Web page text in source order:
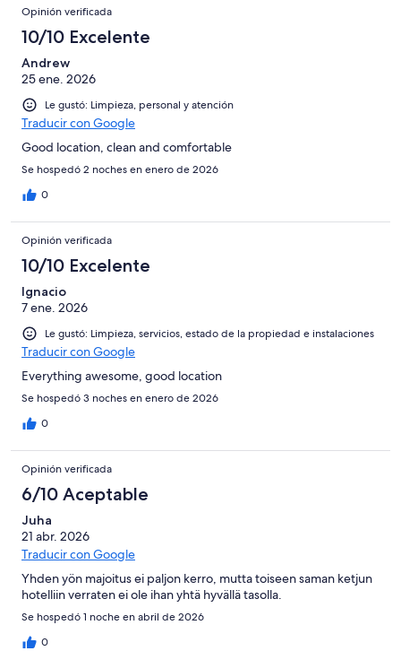
Opinión verificada
10/10 Excelente
Andrew
25 ene. 2026
Le gustó: Limpieza, personal y atención
Traducir con Google
Good location, clean and comfortable
Se hospedó 2 noches en enero de 2026
0
Opinión verificada
10/10 Excelente
Ignacio
7 ene. 2026
Le gustó: Limpieza, servicios, estado de la propiedad e instalaciones
Traducir con Google
Everything awesome, good location
Se hospedó 3 noches en enero de 2026
0
Opinión verificada
6/10 Aceptable
Juha
21 abr. 2026
Traducir con Google
Yhden yön majoitus ei paljon kerro, mutta toiseen saman ketjun
hotelliin verraten ei ole ihan yhtä hyvällä tasolla.
Se hospedó 1 noche en abril de 2026
0